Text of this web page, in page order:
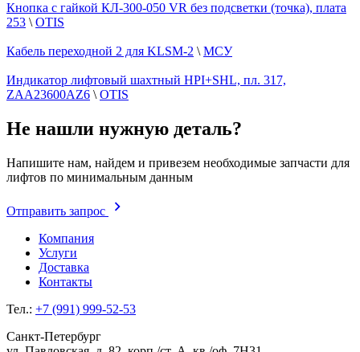
Кнопка с гайкой КЛ-300-050 VR без подсветки (точка), плата
253 \ OTIS
Кабель переходной 2 для KLSM-2 \ МСУ
Индикатор лифтовый шахтный HPI+SHL, пл. 317,
ZAA23600AZ6 \ OTIS
Не нашли нужную деталь?
Напишите нам, найдем и привезем необходимые запчасти для
лифтов по минимальным данным
Отправить запрос
Компания
Услуги
Доставка
Контакты
Тел.: +7 (991) 999-52-53
Санкт-Петербург